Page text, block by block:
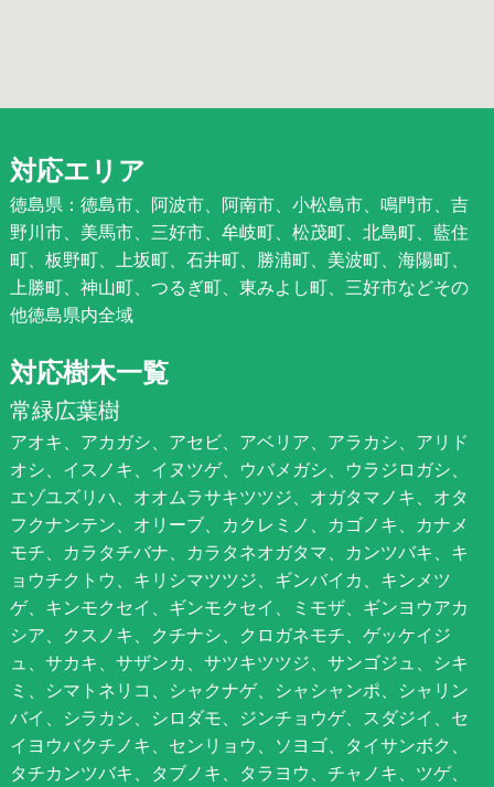
対応エリア
徳島県：徳島市、阿波市、阿南市、小松島市、鳴門市、吉
野川市、美馬市、三好市、牟岐町、松茂町、北島町、藍住
町、板野町、上坂町、石井町、勝浦町、美波町、海陽町、
上勝町、神山町、つるぎ町、東みよし町、三好市などその
他徳島県内全域
対応樹木一覧
常緑広葉樹
アオキ、アカガシ、アセビ、アベリア、アラカシ、アリド
オシ、イスノキ、イヌツゲ、ウバメガシ、ウラジロガシ、
エゾユズリハ、オオムラサキツツジ、オガタマノキ、オタ
フクナンテン、オリーブ、カクレミノ、カゴノキ、カナメ
モチ、カラタチバナ、カラタネオガタマ、カンツバキ、キ
ョウチクトウ、キリシマツツジ、ギンバイカ、キンメツ
ゲ、キンモクセイ、ギンモクセイ、ミモザ、ギンヨウアカ
シア、クスノキ、クチナシ、クロガネモチ、ゲッケイジ
ュ、サカキ、サザンカ、サツキツツジ、サンゴジュ、シキ
ミ、シマトネリコ、シャクナゲ、シャシャンポ、シャリン
バイ、シラカシ、シロダモ、ジンチョウゲ、スダジイ、セ
イヨウバクチノキ、センリョウ、ソヨゴ、タイサンボク、
タチカンツバキ、タブノキ、タラヨウ、チャノキ、ツゲ、